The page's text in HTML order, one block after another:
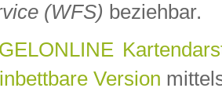
(WFS) beziehbar.
Version